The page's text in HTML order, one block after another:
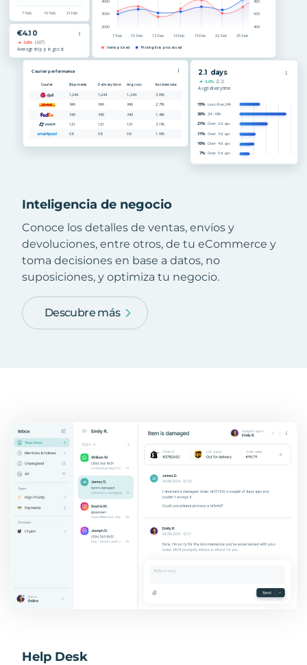
Inteligencia de negocio
Conoce los detalles de ventas, envíos y
devoluciones, entre otros, de tu eCommerce y
toma decisiones en base a datos, no
suposiciones, y optimiza tu negocio.
Descubre más
Help Desk